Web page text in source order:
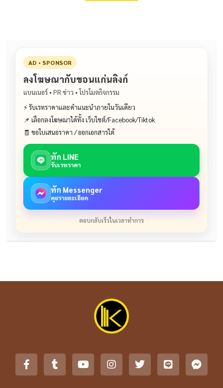
AD • SPONSOR
ลงโฆษณากับขอนแก่นลิงก์
แบนเนอร์ • PR ข่าว • โปรโมตกิจกรรม
⚡ รับเรทราคาและคำแนะนำภายในวันเดียว
📌 เลือกลงโฆษณาได้ทั้ง เว็บไซต์/Facebook/Tiktok
🧾 ขอใบเสนอราคา / ออกเอกสารได้
ทัก LINE
รับเรทราคา
ทัก Messenger
คุยรายละเอียด
ตอบกลับเร็วในเวลาทำการ